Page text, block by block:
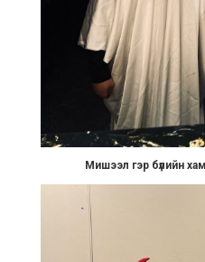
Мишээл гэр бүлийн